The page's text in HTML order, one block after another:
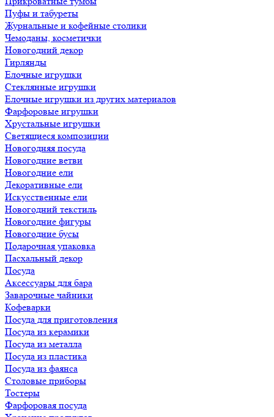
Пуфы и табуреты
Журнальные и кофейные столики
Чемоданы, косметички
Новогодний декор
Гирлянды
Елочные игрушки
Стеклянные игрушки
Елочные игрушки из других материалов
Фарфоровые игрушки
Хрустальные игрушки
Светящиеся композиции
Новогодняя посуда
Новогодние ветви
Новогодние ели
Декоративные ели
Искусственные ели
Новогодний текстиль
Новогодние фигуры
Новогодние бусы
Подарочная упаковка
Пасхальный декор
Посуда
Аксессуары для бара
Заварочные чайники
Кофеварки
Посуда для приготовления
Посуда из керамики
Посуда из металла
Посуда из пластика
Посуда из фаянса
Столовые приборы
Тостеры
Фарфоровая посуда